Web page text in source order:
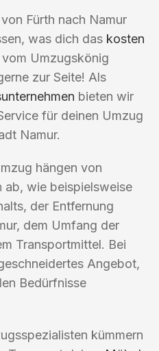
Fürth nach Namur
was dich das kosten
Umzugskönig
zur Seite! Als
bieten wir
für deinen Umzug
Namur.
hängen von
ab, wie beispielsweise
der Entfernung
dem Umfang der
Transportmittel. Bei
Angebot,
Bedürfnisse
kümmern